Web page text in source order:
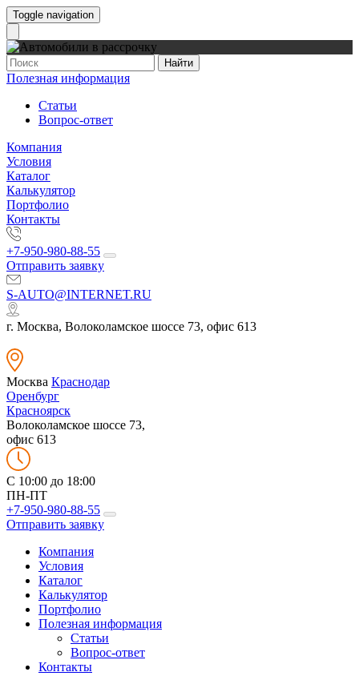
Toggle navigation
Найти
Полезная информация
Статьи
Вопрос-ответ
Компания
Условия
Каталог
Калькулятор
Портфолио
Контакты
+7-950-980-88-55
Отправить заявку
S-AUTO@INTERNET.RU
г. Москва, Волоколамское шоссе 73, офис 613
Москва Краснодар
Оренбург
Красноярск
Волоколамское шоссе 73,
офис 613
C 10:00 до 18:00
ПН-ПТ
+7-950-980-88-55
Отправить заявку
Компания
Условия
Каталог
Калькулятор
Портфолио
Полезная информация
Статьи
Вопрос-ответ
Контакты